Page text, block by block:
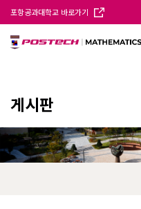
포항공과대학교 바로가기
게시판